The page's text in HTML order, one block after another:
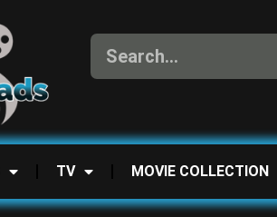
TV MOVIE COLLECTION